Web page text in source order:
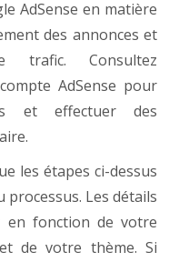
AdSense en matière
des annonces et
trafic. Consultez
AdSense pour
et effectuer des
les étapes ci-dessus
processus. Les détails
en fonction de votre
de votre thème. Si